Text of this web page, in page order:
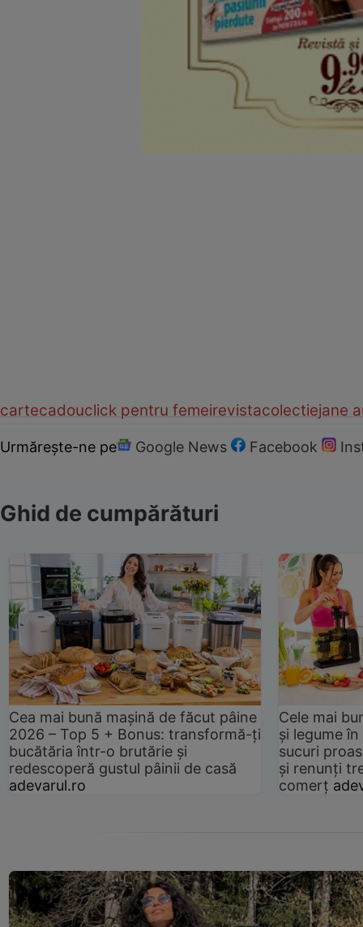
cartecadouclick pentru femeirevistacolectiejane
Urmărește-ne pe Google News Facebook
Ghid de cumpărături
Cea mai bună mașină de făcut pâine
2026 – Top 5 + Bonus: transformă-ți
bucătăria într-o brutărie și
redescoperă gustul pâinii de casă
adevarul.ro
Cele mai
și legume
sucuri
și renunți
comerț